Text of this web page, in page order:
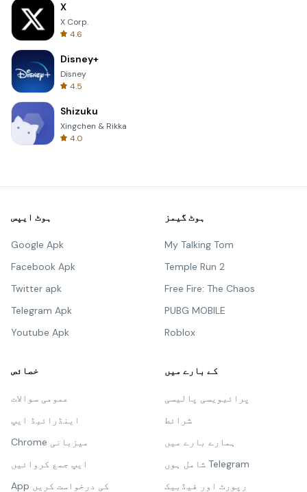
X
X Corp.
4.6
Disney+
Disney
4.5
Shizuku
Xingchen & Rikka
4.0
ہوٹ ایپس
Google Apk
Facebook Apk
Twitter apk
Telegram Apk
Youtube Apk
ہوٹ گیمز
My Talking Tom
Temple Run 2
Free Fire: The Chaos
PUBG MOBILE
Roblox
خصائص
عمومی سوالات
اینڈرائیڈ ایپ
Chrome میزبانی
ایپ جمع کروائیں
App کی درخواست کریں
کے بارے میں
پرائیویسی پالیسی
شرائط
ہمارے بارے میں
شامل ہوں Telegram
رپورٹ اور فیڈبیک